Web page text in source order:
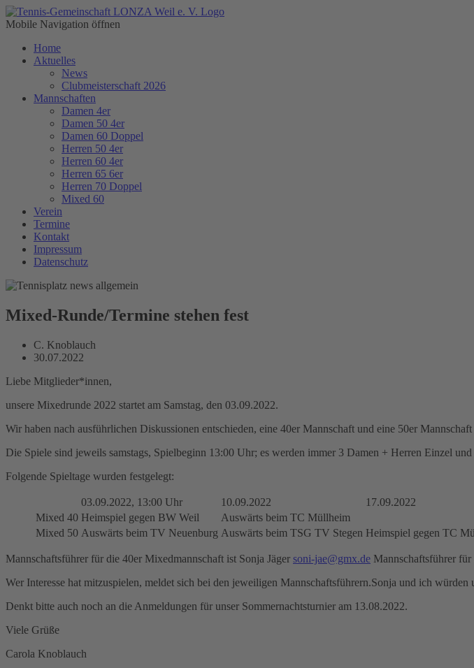
Mobile Navigation öffnen
Home
Aktuelles
News
Clubmeisterschaft 2026
Mannschaften
Damen 4er
Damen 50 4er
Damen 60 Doppel
Herren 50 4er
Herren 60 4er
Herren 65 6er
Herren 70 Doppel
Mixed 60
Verein
Termine
Kontakt
Impressum
Datenschutz
Mixed-Runde/Termine stehen fest
C. Knoblauch
30.07.2022
Liebe Mitglieder*innen,
unsere Mixedrunde 2022 startet am Samstag, den 03.09.2022.
Wir haben nach ausführlichen Diskussionen entschieden, eine 40er Mannschaft und eine 50er
Die Spiele sind jeweils samstags, Spielbeginn 13:00 Uhr; es werden immer 3 Damen + Herren Einzel
Folgende Spieltage wurden festgelegt:
03.09.2022, 13:00 Uhr 10.09.2022 17.09.2022
Mixed 40 Heimspiel gegen BW Weil Auswärts beim TC Müllheim
Mixed 50 Auswärts beim TV Neuenburg Auswärts beim TSG TV Stegen Heimspiel gegen TC
Mannschaftsführer für die 40er Mixedmannschaft ist Sonja Jäger soni-jae@gmx.de Mannschaftsführer
Wer Interesse hat mitzuspielen, meldet sich bei den jeweiligen Mannschaftsführern.Sonja und ich
Denkt bitte auch noch an die Anmeldungen für unser Sommernachtsturnier am 13.08.2022.
Viele Grüße
Carola Knoblauch